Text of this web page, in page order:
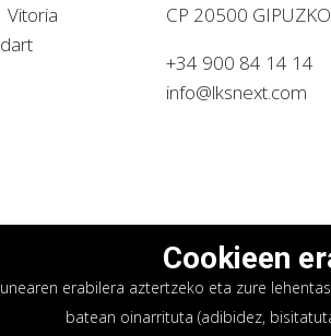
Vitoria
CP 20500
+34 900 84 14 14
info@lksnext.com
politika Cookieen
Cookieen
erabilera aztertzeko eta zure
batean oinarrituta (adibidez,